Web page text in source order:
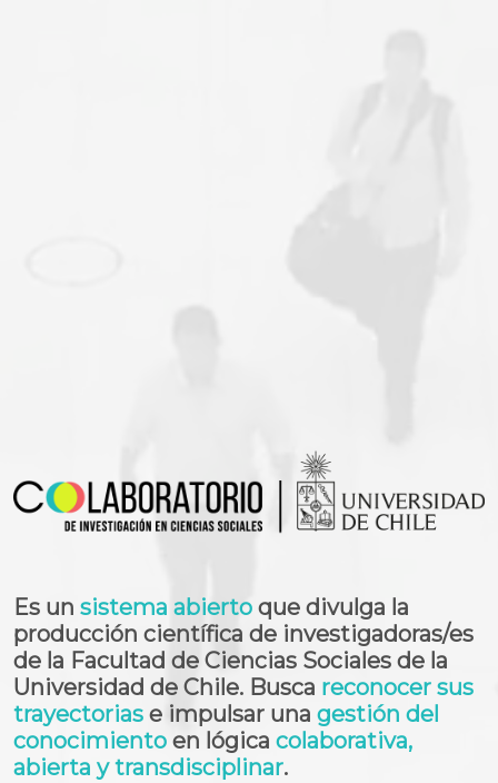
Es un sistema abierto que divulga la
producción científica de investigadoras/es
de la Facultad de Ciencias Sociales de la
Universidad de Chile. Busca reconocer sus
trayectorias e impulsar una gestión del
conocimiento en lógica colaborativa,
abierta y transdisciplinar.